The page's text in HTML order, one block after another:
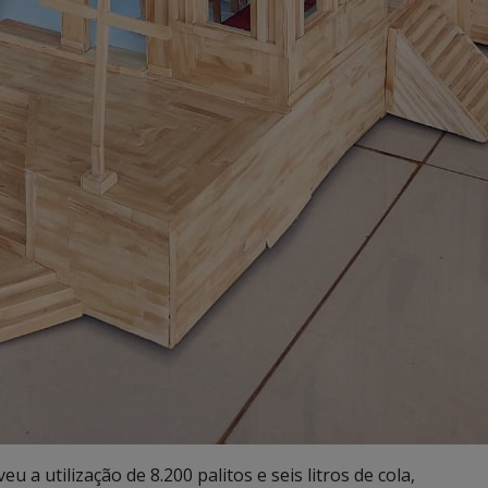
a utilização de 8.200 palitos e seis litros de cola,